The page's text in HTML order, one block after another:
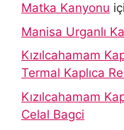
Matka Kanyonu
Manisa Urganlı
Kızılcahamam
Termal Kaplıca
Kızılcahamam
Celal Bagci